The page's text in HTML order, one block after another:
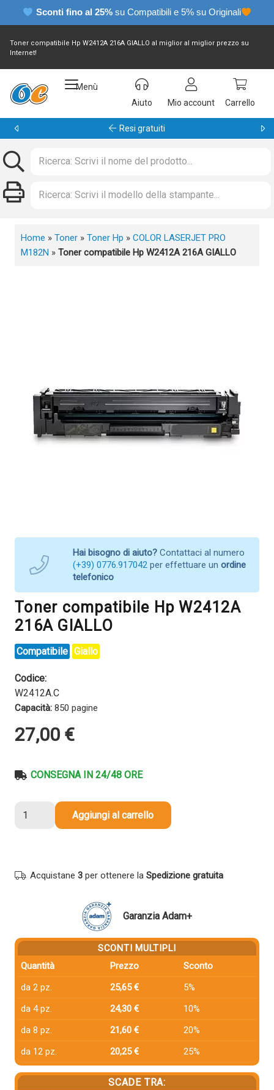
Sconti fino al 25% su Compatibili e 5% su Originali
Toner compatibile Hp W2412A 216A GIALLO al miglior al miglior prezzo su
Internet!
Menù
Aiuto
Mio account Carrello
Garanzia 24 mesi
Home » Toner » Toner Hp » COLOR LASERJET PRO
M182N » Toner compatibile Hp W2412A 216A GIALLO
Hai bisogno di aiuto? Contattaci al numero
(+39) 0776.917042 per effettuare un ordine
telefonico
Toner compatibile Hp W2412A
216A GIALLO
Compatibile Giallo
Codice:
W2412A.C
Capacità: 850 pagine
27,00 €
CONSEGNA IN 24/48 ORE
compatibile
GIALLO
Aggiungi al carrello
Acquistane 3 per ottenere la Spedizione gratuita
Garanzia Adam+
SCONTI MULTIPLI
Quantità
Prezzo
Sconto
da 2 pz.
25,65 €
5%
da 4 pz.
24,30 €
10%
da 8 pz.
21,60 €
20%
da 12 pz.
20,25 € 25%
SCADE TRA: